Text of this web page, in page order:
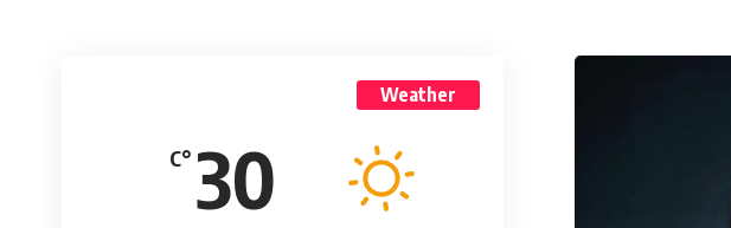
Weather
30
°C